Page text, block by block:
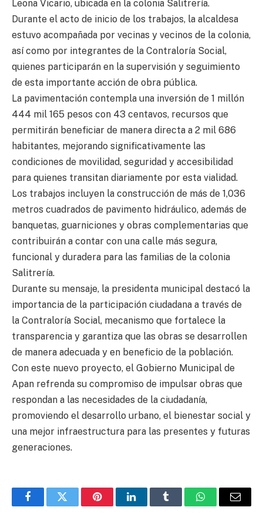
Leona Vicario, ubicada en la colonia Salitrería.
Durante el acto de inicio de los trabajos, la alcaldesa
estuvo acompañada por vecinas y vecinos de la colonia,
así como por integrantes de la Contraloría Social,
quienes participarán en la supervisión y seguimiento
de esta importante acción de obra pública.
La pavimentación contempla una inversión de 1 millón
444 mil 165 pesos con 43 centavos, recursos que
permitirán beneficiar de manera directa a 2 mil 686
habitantes, mejorando significativamente las
condiciones de movilidad, seguridad y accesibilidad
para quienes transitan diariamente por esta vialidad.
Los trabajos incluyen la construcción de más de 1,036
metros cuadrados de pavimento hidráulico, además de
banquetas, guarniciones y obras complementarias que
contribuirán a contar con una calle más segura,
funcional y duradera para las familias de la colonia
Salitrería.
Durante su mensaje, la presidenta municipal destacó la
importancia de la participación ciudadana a través de
la Contraloría Social, mecanismo que fortalece la
transparencia y garantiza que las obras se desarrollen
de manera adecuada y en beneficio de la población.
Con este nuevo proyecto, el Gobierno Municipal de
Apan refrenda su compromiso de impulsar obras que
respondan a las necesidades de la ciudadanía,
promoviendo el desarrollo urbano, el bienestar social y
una mejor infraestructura para las presentes y futuras
generaciones.
FacebookTwitter PinterestLinkedInTumblr WhatsAppEmail